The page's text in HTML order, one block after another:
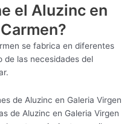
el Aluzinc en
se fabrica en diferentes
de las necesidades del
de Aluzinc en Galeria Virgen
de Aluzinc en Galeria Virgen